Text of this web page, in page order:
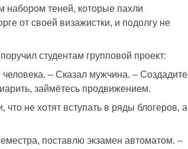
набором теней, которые пахли
от своей визажистки, и подолгу не
студентам групповой проект:
– Сказал мужчина. – Создадите
займётесь продвижением.
не хотят вступать в ряды блогеров, а
поставлю экзамен автоматом. –